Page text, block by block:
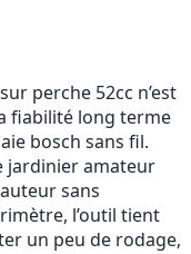
perche 52cc n’est
fiabilité long terme
bosch sans fil.
jardinier amateur
sans
l’outil tient
un peu de rodage,